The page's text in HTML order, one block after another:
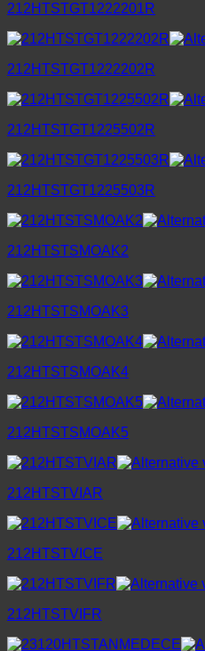
212HTSTGT1222201R
212HTSTGT1222202R
212HTSTGT1225502R
212HTSTGT1225503R
212HTSTSMOAK2
212HTSTSMOAK3
212HTSTSMOAK4
212HTSTSMOAK5
212HTSTVIAR
212HTSTVICE
212HTSTVIFR